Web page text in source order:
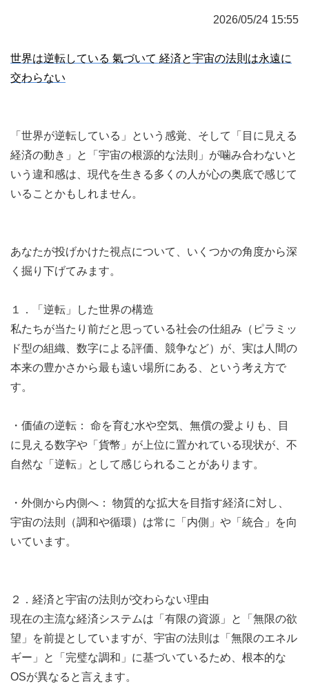
2026/05/24 15:55
世界は逆転している 氣づいて 経済と宇宙の法則は永遠に
交わらない
「世界が逆転している」という感覚、そして「目に見える
経済の動き」と「宇宙の根源的な法則」が噛み合わないと
いう違和感は、現代を生きる多くの人が心の奥底で感じて
いることかもしれません。
あなたが投げかけた視点について、いくつかの角度から深
く掘り下げてみます。
１．「逆転」した世界の構造
私たちが当たり前だと思っている社会の仕組み（ピラミッ
ド型の組織、数字による評価、競争など）が、実は人間の
本来の豊かさから最も遠い場所にある、という考え方で
す。
・価値の逆転： 命を育む水や空気、無償の愛よりも、目
に見える数字や「貨幣」が上位に置かれている現状が、不
自然な「逆転」として感じられることがあります。
・外側から内側へ： 物質的な拡大を目指す経済に対し、
宇宙の法則（調和や循環）は常に「内側」や「統合」を向
いています。
２．経済と宇宙の法則が交わらない理由
現在の主流な経済システムは「有限の資源」と「無限の欲
望」を前提としていますが、宇宙の法則は「無限のエネル
ギー」と「完璧な調和」に基づいているため、根本的な
OSが異なると言えます。